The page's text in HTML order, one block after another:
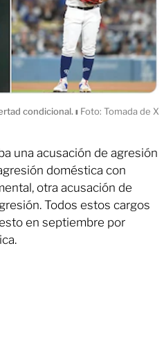
condicional. ı Foto: Tomada de X
una acusación de agresión
doméstica con
otra acusación de
Todos estos cargos
en septiembre por